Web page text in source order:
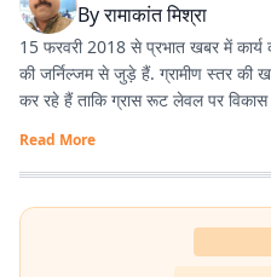
Byरामाकांत मिश्रा
15 फरवरी 2018 से प्रभात खबर में
की जर्निल्जम से जुड़े हैं. ग्रामीण स्तर की
कर रहे हैं ताकि ग्रास रूट लेवल पर
Read More